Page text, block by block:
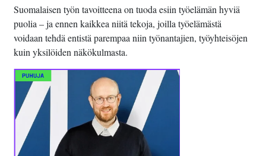
Suomalaisen työn tavoitteena on tuoda esiin työelämän hyviä
puolia – ja ennen kaikkea niitä tekoja, joilla työelämästä
voidaan tehdä entistä parempaa niin työnantajien, työyhteisöjen
kuin yksilöiden näkökulmasta.